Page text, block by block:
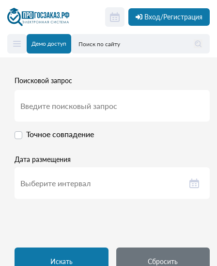
Вход/Регистрация
Демо доступ
Поисковой запрос
Точное совпадение
Дата размещения
Искать Сбросить